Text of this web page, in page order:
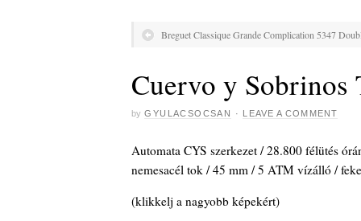
Breguet Classique Grande Complication 5347
Cuervo y Sobrinos
by GYULACSOCSAN · LEAVE A COMMENT
Automata CYS szerkezet / 28.800 félütés
nemesacél tok / 45 mm / 5 ATM vízálló /
(klikkelj a nagyobb képekért)